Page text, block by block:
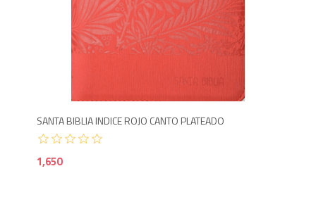
SANTA BIBLIA INDICE ROJO CANTO PLATEADO
1,650